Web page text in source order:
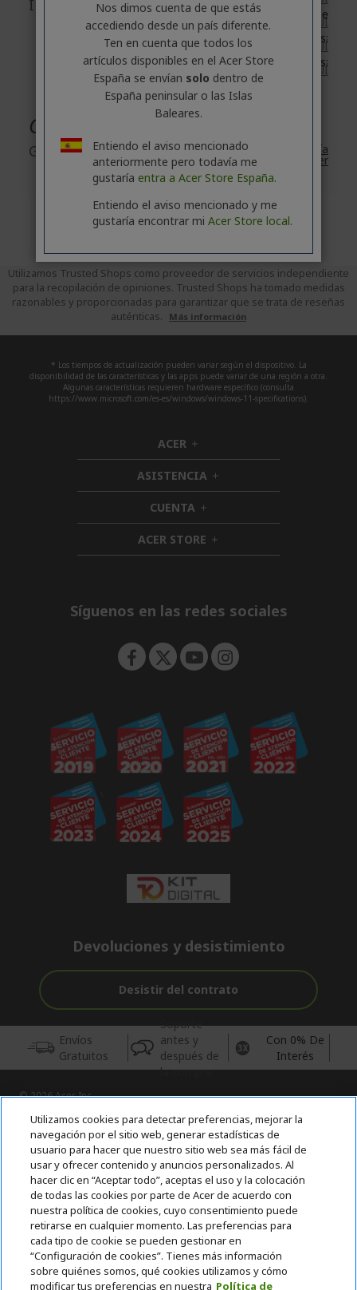
Imagen Seguridad
Conectividad: disponible
AQUÍ
Scooters eléctricos:
disponible
AQUÍ
Bicicletas eléctricas:
disponible AQUÍ
Garantía
Garantía 2 años de Garantía
estándar de Acer
Utilizamos Trusted Shops como proveedor de servicios independiente
para la recopilación de opiniones. Trusted Shops ha tomado medidas
razonables y proporcionadas para garantizar que se trata de reseñas
auténticas.
Más información
* Los tiempos de actualización pueden variar según el dispositivo. La
disponibilidad de las características y las apps puede variar de una región a otra.
Algunas características requieren hardware específico (consulta
https://www.microsoft.com/es-es/windows/windows-11-specifications).
ACER h
i
d
d
e
n
ASISTENCIA h
i
d
e
n
CUENTA h
i
d
d
ACER STORE h
i
e
Síguenos en las redes sociales
Devoluciones y desistimiento
Desistir del contrato
Envíos
Gratuitos
Soporte
antes y
después de
la compra
Con 0% De
Interés
© 2026 Acer Inc.
CPYou BV es el vendedor y distribuidor autorizado de los
productos y servicios ofrecidos en esta tienda.
Incluida la aportación para la gestión de RAEES, según RD.
110/2015, inscrita en el RII-AEE Nº 7573; de pilas y baterías, según
RD. 106/2008, inscrita en el RII-PYA Nº 2180. Adherida a los
sistemas integrales de gestión de ecopilas y ecoembes.
Nos dimos cuenta de que estás
accediendo desde un país diferente.
Ten en cuenta que todos los
artículos disponibles en el Acer Store
España se envían solo dentro de
España peninsular o las Islas
Baleares.
Entiendo el aviso mencionado
anteriormente pero todavía me
gustaría entra a Acer Store España.
Entiendo el aviso mencionado y me
gustaría encontrar mi Acer Store local.
Utilizamos cookies para detectar preferencias, mejorar la
navegación por el sitio web, generar estadísticas de
usuario para hacer que nuestro sitio web sea más fácil de
usar y ofrecer contenido y anuncios personalizados. Al
hacer clic en “Aceptar todo”, aceptas el uso y la colocación
de todas las cookies por parte de Acer de acuerdo con
nuestra política de cookies, cuyo consentimiento puede
retirarse en cualquier momento. Las preferencias para
cada tipo de cookie se pueden gestionar en
“Configuración de cookies”. Tienes más información
sobre quiénes somos, qué cookies utilizamos y cómo
modificar tus preferencias en nuestra Política de